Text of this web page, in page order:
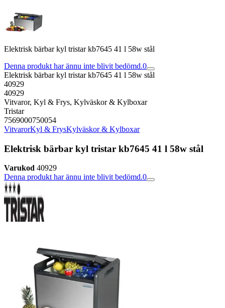
Elektrisk bärbar kyl tristar kb7645 41 l 58w stål
Denna produkt har ännu inte blivit bedömd.0
Elektrisk bärbar kyl tristar kb7645 41 l 58w stål
40929
40929
Vitvaror, Kyl & Frys, Kylväskor & Kylboxar
Tristar
7569000750054
VitvarorKyl & FrysKylväskor & Kylboxar
Elektrisk bärbar kyl tristar kb7645 41 l 58w stål
Varukod 40929
Denna produkt har ännu inte blivit bedömd.0